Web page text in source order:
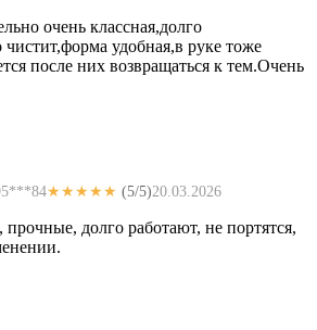
очень классная,долго
удобная,в руке тоже
после них возвращаться к тем.Очень
★★★★★ (5/5)20.03.2026
долго работают, не портятся,